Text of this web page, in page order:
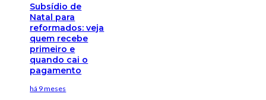
Subsídio de
Natal para
reformados: veja
quem recebe
primeiro e
quando cai o
pagamento
há 9 meses